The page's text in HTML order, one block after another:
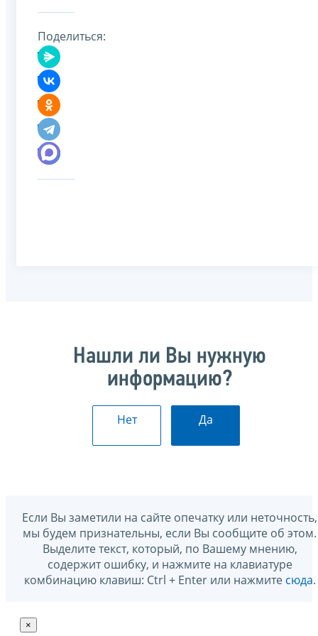
Поделиться:
Нашли ли Вы нужную
информацию?
Нет Да
Если Вы заметили на сайте опечатку или неточность,
мы будем признательны, если Вы сообщите об этом.
Выделите текст, который, по Вашему мнению,
содержит ошибку, и нажмите на клавиатуре
комбинацию клавиш: Ctrl + Enter или нажмите сюда.
×